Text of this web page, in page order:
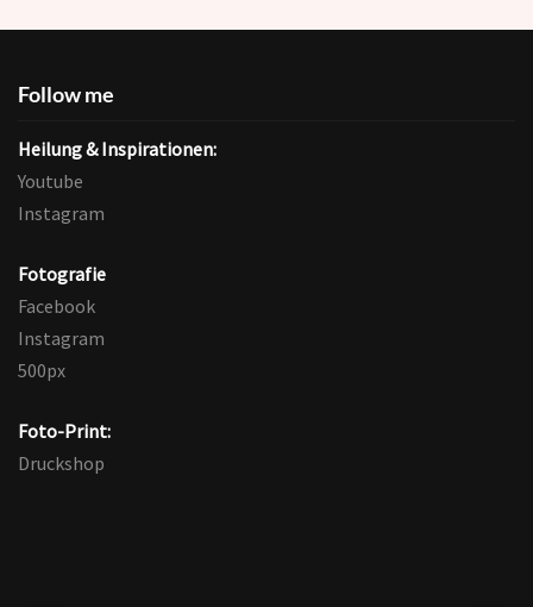
Follow me
Heilung & Inspirationen:
Youtube
Instagram
Fotografie
Facebook
Instagram
500px
Foto-Print:
Druckshop